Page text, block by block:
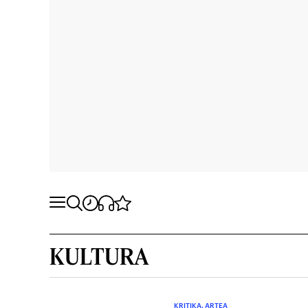
KULTURA
KRITIKA. ARTEA